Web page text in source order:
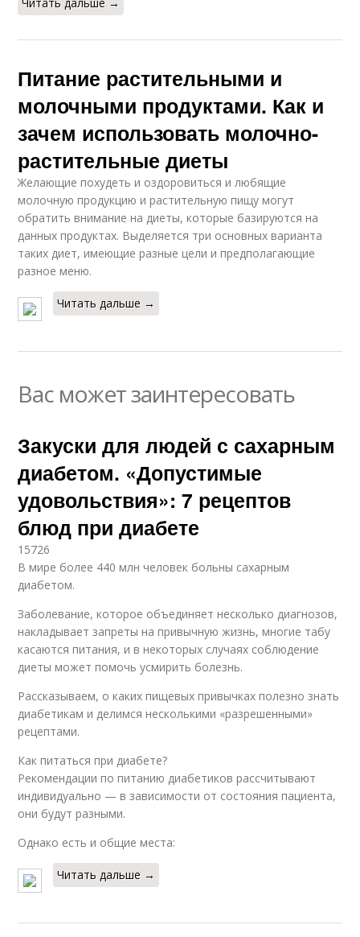
Питание растительными и
молочными продуктами. Как и
зачем использовать молочно-
растительные диеты
Желающие похудеть и оздоровиться и любящие
молочную продукцию и растительную пищу могут
обратить внимание на диеты, которые базируются на
данных продуктах. Выделяется три основных варианта
таких диет, имеющие разные цели и предполагающие
разное меню.
Читать дальше →
Вас может заинтересовать
Закуски для людей с сахарным
диабетом. «Допустимые
удовольствия»: 7 рецептов
блюд при диабете
15726
В мире более 440 млн человек больны сахарным
диабетом.
Заболевание, которое объединяет несколько диагнозов,
накладывает запреты на привычную жизнь, многие табу
касаются питания, и в некоторых случаях соблюдение
диеты может помочь усмирить болезнь.
Рассказываем, о каких пищевых привычках полезно знать
диабетикам и делимся несколькими «разрешенными»
рецептами.
Как питаться при диабете?
Рекомендации по питанию диабетиков рассчитывают
индивидуально — в зависимости от состояния пациента,
они будут разными.
Однако есть и общие места:
Читать дальше →